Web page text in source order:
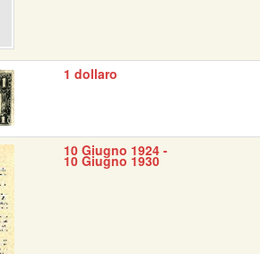
1 dollaro
10 Giugno 1924 -
10 Giugno 1930